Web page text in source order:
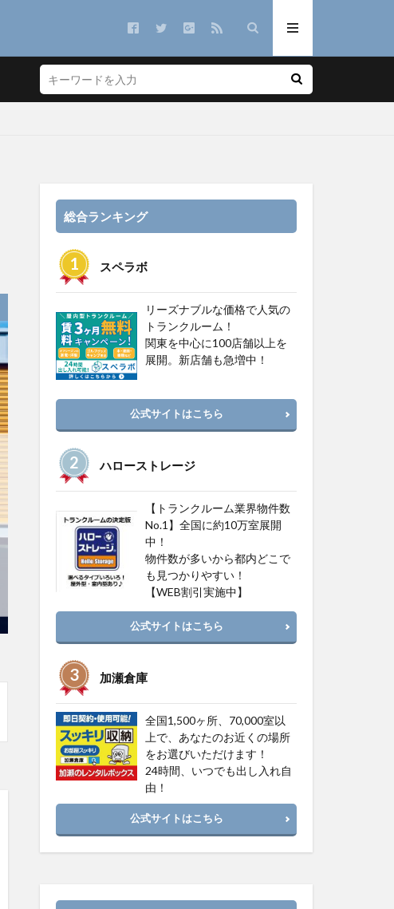
総合ランキング
スペラボ
リーズナブルな価格で人気の
トランクルーム！
関東を中心に100店舗以上を
展開。新店舗も急増中！
公式サイトはこちら
ハローストレージ
【トランクルーム業界物件数
No.1】全国に約10万室展開
中！
物件数が多いから都内どこで
も見つかりやすい！
【WEB割引実施中】
公式サイトはこちら
加瀬倉庫
全国1,500ヶ所、70,000室以
上で、あなたのお近くの場所
をお選びいただけます！
24時間、いつでも出し入れ自
由！
公式サイトはこちら